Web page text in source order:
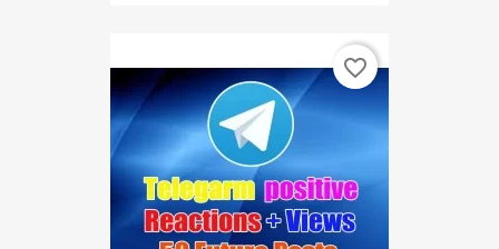
favorite_border